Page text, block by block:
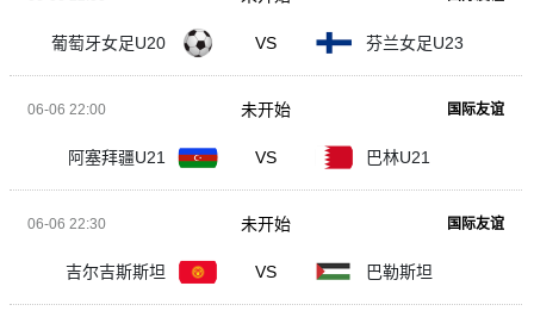
葡萄牙女足U20 VS 芬兰女足U23
06-06 22:00 国际友谊
阿塞拜疆U21 VS 巴林U21
未开始
06-06 22:30 国际友谊
吉尔吉斯斯坦 VS 巴勒斯坦
未开始